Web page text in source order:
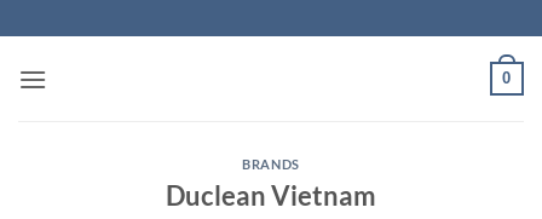
to
content
0
BRANDS
Duclean Vietnam